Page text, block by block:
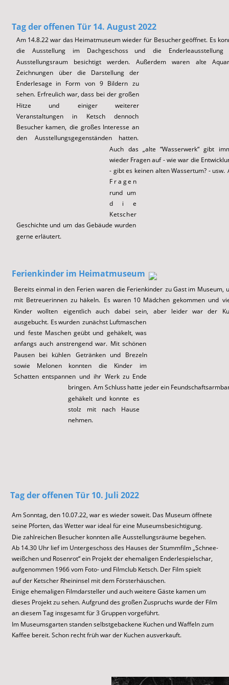
Tag der offenen Tür 10. Juli 2022
Am Sonntag, den 10.07.22, war es wieder soweit. Das Museum öffnete
seine Pforten, das Wetter war ideal für eine Museumsbesichtigung.
Die zahlreichen Besucher konnten alle Ausstellungsräume begehen.
Ab 14.30 Uhr lief im Untergeschoss des Hauses der Stummfilm „Schnee-
weißchen und Rosenrot“ ein Projekt der ehemaligen Enderlespielschar,
aufgenommen 1966 vom Foto- und Filmclub Ketsch. Der Film spielt
auf der Ketscher Rheininsel mit dem Försterhäuschen.
Einige ehemaligen Filmdarsteller und auch weitere Gäste kamen um
dieses Projekt zu sehen. Aufgrund des großen Zuspruchs wurde der Film
an diesem Tag insgesamt für 3 Gruppen vorgeführt.
Im Museumsgarten standen selbstgebackene Kuchen und Waffeln zum
Kaffee bereit. Schon recht früh war der Kuchen ausverkauft.
Ferienkinder im Heimatmuseum
Tag der offenen Tür 14. August 2022
Bereitseinmal in den Ferien waren die Ferienkinder zu Gast im Museum,
mit Betreuerinnen zu häkeln. Es waren 10 Mädchen gekommen und
Kinder
wollten eigentlich auch dabei sein, aber leider war der
ausgebucht. Eswurden zunächst Luftmaschen
und feste Maschen geübt und gehäkelt, was
anfangs auch anstrengend war. Mit schönen
Pausen bei kühlen Getränken und
Brezeln
sowie
Melonen konnten die Kinder
im
Schatten entspannen und ihr Werk zu Ende
bringen. AmSchlusshatte jederein
gehäkelt und konnte es
stolz
mit nach
Hause
nehmen.
Am 14.8.22war das Heimatmuseum wieder für Besuchergeöffnet. Es
die
Ausstellung im Dachgeschoss und die
Enderleausstellung
Ausstellungsraum
besichtigt werden. Außerdem waren alte
Zeichnungen
über die Darstellung der
Enderlesage in Form von 9 Bildern zu
sehen. Erfreulich war, dass bei der großen
Hitze
und einiger
weiterer
Veranstaltungen
in Ketsch
dennoch
Besucher kamen, die großes Interesse an
den
Ausstellungsgegenständen
hatten.
Auch das „alte “Wasserwerk“ gibt
wieder Fragenauf -wie war die
- gibt es keinen alten Wassertum? - usw.
F ra ge n
rund um
d
i
e
Ketscher
Geschichte und um das Gebäude wurden
gerne erläutert.